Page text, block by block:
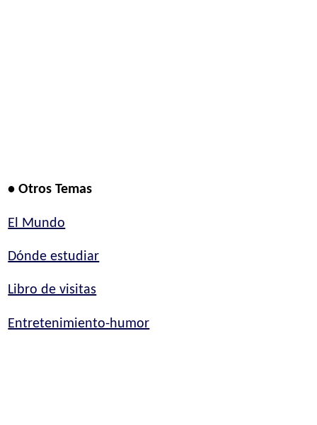
• Otros Temas
El Mundo
Dónde estudiar
Libro de visitas
Entretenimiento-humor